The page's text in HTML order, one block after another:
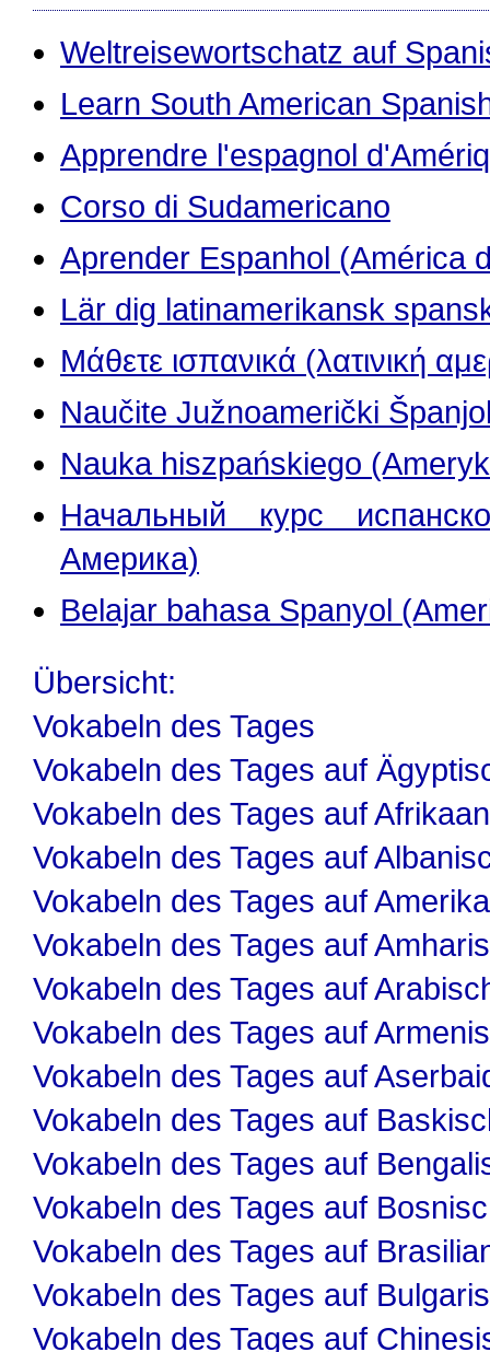
Weltreisewortschatz auf
Learn South American
Apprendre l'espagnol
Corso di Sudamericano
Aprender Espanhol (América
Lär dig latinamerikansk
Μάθετε ισπανικά (λατινική
Naučite Južnoamerički
Nauka hiszpańskiego
Начальный курс
Америка)
Belajar bahasa Spanyol
Übersicht:
Vokabeln des Tages
Vokabeln des Tages auf
Vokabeln des Tages auf
Vokabeln des Tages auf
Vokabeln des Tages auf
Vokabeln des Tages auf
Vokabeln des Tages auf
Vokabeln des Tages auf
Vokabeln des Tages auf
Vokabeln des Tages auf
Vokabeln des Tages auf
Vokabeln des Tages auf
Vokabeln des Tages auf
Vokabeln des Tages auf
Vokabeln des Tages auf